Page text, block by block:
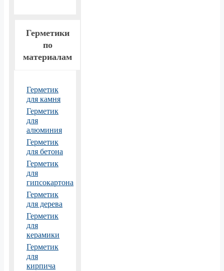
Герметики
по
материалам
Герметик
для камня
Герметик
для
алюминия
Герметик
для бетона
Герметик
для
гипсокартона
Герметик
для дерева
Герметик
для
керамики
Герметик
для
кирпича